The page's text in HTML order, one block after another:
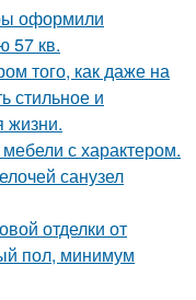
оформили
57 кв.
того, как даже на
стильное и
жизни.
с характером.
санузел
отделки от
пол, минимум